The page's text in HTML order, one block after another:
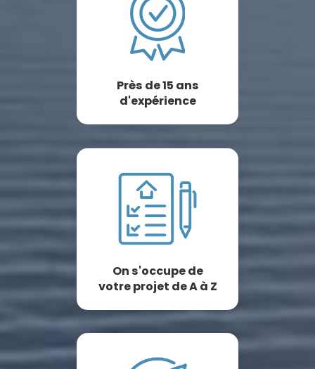
Près de 15 ans
d'expérience
On s'occupe de
votre projet de A à Z